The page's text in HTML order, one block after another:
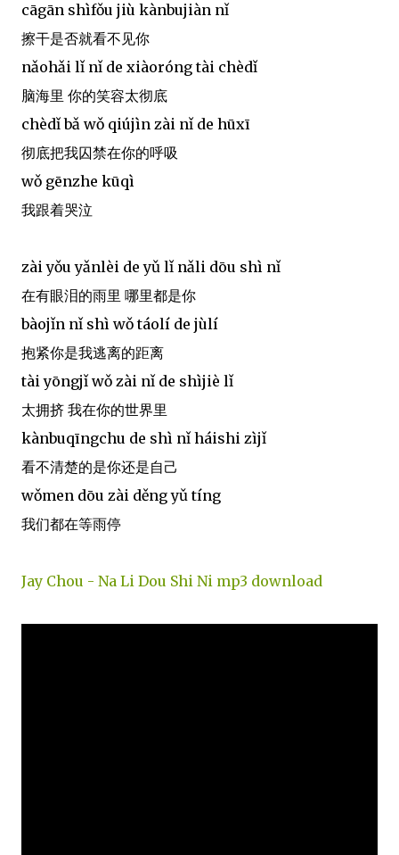
cāgān shìfǒu jiù kànbujiàn nǐ
擦干是否就看不见你
nǎohǎi lǐ nǐ de xiàoróng tài chèdǐ
脑海里 你的笑容太彻底
chèdǐ bǎ wǒ qiújìn zài nǐ de hūxī
彻底把我囚禁在你的呼吸
wǒ gēnzhe kūqì
我跟着哭泣
zài yǒu yǎnlèi de yǔ lǐ nǎli dōu shì nǐ
在有眼泪的雨里 哪里都是你
bàojǐn nǐ shì wǒ táolí de jùlí
抱紧你是我逃离的距离
tài yōngjǐ wǒ zài nǐ de shìjiè lǐ
太拥挤 我在你的世界里
kànbuqīngchu de shì nǐ háishi zìjǐ
看不清楚的是你还是自己
wǒmen dōu zài děng yǔ tíng
我们都在等雨停
Jay Chou - Na Li Dou Shi Ni mp3 download